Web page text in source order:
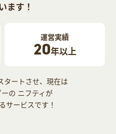
ます！
運営実績
20年以上
タートさせ、現在は
の ニフティが
サービスです！